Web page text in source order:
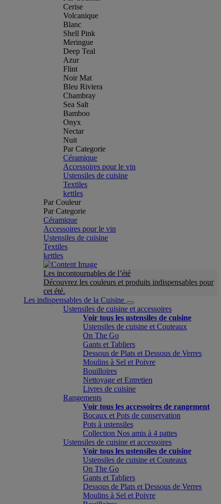
Cerise
Volcanique
Blanc
Shell Pink
Meringue
Deep Teal
Azur
Flint
Noir Mat
Bleu Riviera
Chambray
Sea Salt
Bamboo
Onyx
Nectar
Nuit
Par Categorie
Céramique
Accessoires pour le vin
Ustensiles de cuisine
Textiles
kettles
Par Couleur
Par Categorie
Céramique
Accessoires pour le vin
Ustensiles de cuisine
Textiles
kettles
Les incontournables de l’été
Découvrez les couleurs et produits indispensables pour
cet été.
Les indispensables de la Cuisine
Ustensiles de cuisine et accessoires
Voir tous les ustensiles de cuisine
Ustensiles de cuisine et Couteaux
On The Go
Gants et Tabliers
Dessous de Plats et Dessous de Verres
Moulins à Sel et Poivre
Bouilloires
Nettoyage et Entretien
Livres de cuisine
Rangements
Voir tous les accessoires de rangement
Bocaux et Pots de conservation
Pots à ustensiles
Collection Nos amis à 4 pattes
Ustensiles de cuisine et accessoires
Voir tous les ustensiles de cuisine
Ustensiles de cuisine et Couteaux
On The Go
Gants et Tabliers
Dessous de Plats et Dessous de Verres
Moulins à Sel et Poivre